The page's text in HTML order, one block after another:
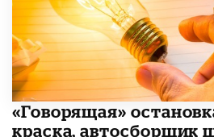
​«Говорящая»
краска, автосборщик